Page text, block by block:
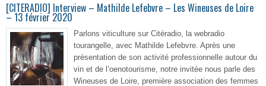
[CITERADIO] Interview – Mathilde Lefebvre – Les Wineuses de Loire
– 13 février 2020
Parlons viticulture sur Citéradio, la webradio
tourangelle, avec Mathilde Lefebvre. Après une
présentation de son activité professionnelle autour du
vin et de l’oenotourisme, notre invitée nous parle des
Wineuses de Loire, première association des femmes